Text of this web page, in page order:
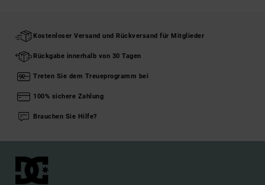
Kostenloser Versand und Rückversand für Mitglieder
Rückgabe innerhalb von 30 Tagen
Treten Sie dem Treueprogramm bei
100% sichere Zahlung
Brauchen Sie Hilfe?